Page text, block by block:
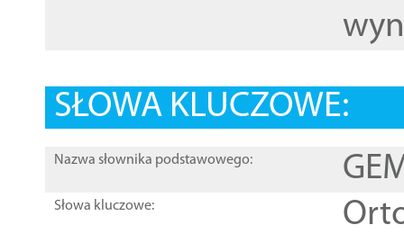
SŁOWA KLUCZOWE:
Nazwa słownika podstawowego:
Słowa kluczowe: